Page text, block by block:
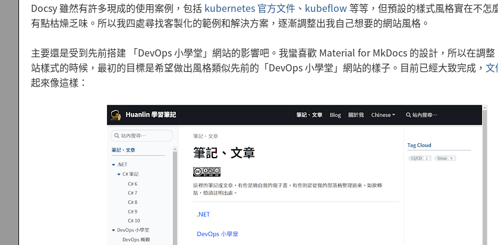
Docsy 雖然有許多現成的使用案例，包括 kubernetes 官方文件、 kubeflow等等，但預設的樣式風格實在不怎
有點枯燥乏味。所以我四處尋找客製化的範例和解決方案，逐漸調整出我自己想要的網站風格。
主要還是受到先前搭建 「DevOps 小學堂」網站的影響吧。我蠻喜歡 Material for MkDocs 的設計，所以在調
站樣式的時候，最初的目標是希望做出風格類似先前的「DevOps 小學堂」網站的樣子。目前已經大致完成， 文
起來像這樣：